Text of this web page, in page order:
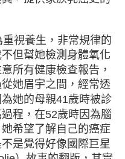
視養生，非常規律的
但幫她檢測身體氧化
所有健康檢查報告，
她眉宇之間，經常透
她的母親41歲時被診
程，在52歲時因為腦
希望了解自己的癌症
是覺得好像國際巨星